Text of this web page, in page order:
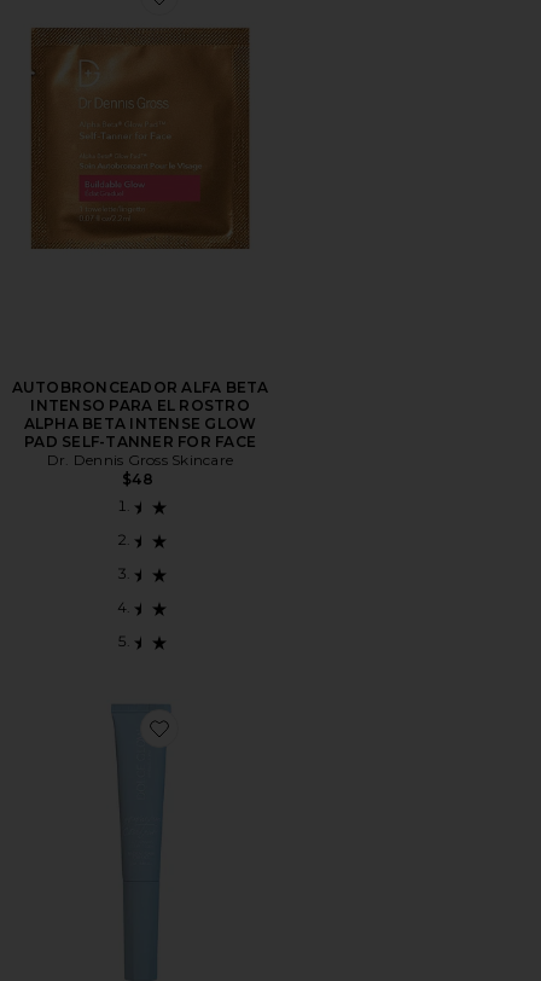
Favorite AUTOBRONCEADOR ALFA BETA INTENSO
AUTOBRONCEADOR ALFA BETA
INTENSO PARA EL ROSTRO
ALPHA BETA INTENSE GLOW
PAD SELF-TANNER FOR FACE
Dr. Dennis Gross Skincare
$48
Favorite AUTOBRONCEADOR CONTOUR SELF